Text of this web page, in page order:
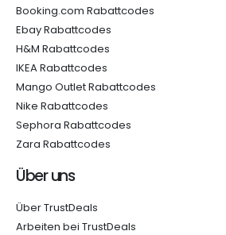
Booking.com Rabattcodes
Ebay Rabattcodes
H&M Rabattcodes
IKEA Rabattcodes
Mango Outlet Rabattcodes
Nike Rabattcodes
Sephora Rabattcodes
Zara Rabattcodes
Über uns
Über TrustDeals
Arbeiten bei TrustDeals